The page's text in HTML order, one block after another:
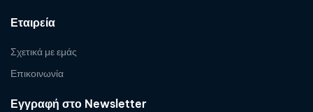
Εταιρεία
Σχετικά με εμάς
Επικοινωνία
Εγγραφή στο Newsletter